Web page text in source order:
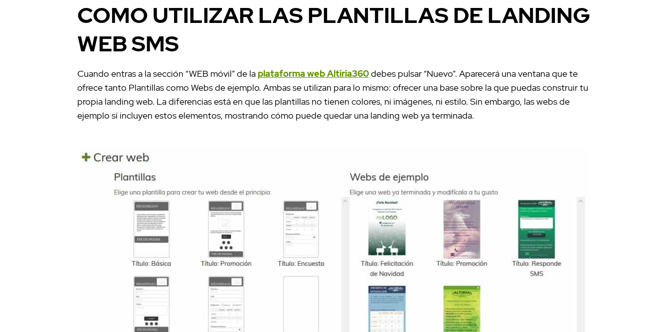
COMO UTILIZAR LAS PLANTILLAS DE LANDING
WEB SMS
Cuando entras a la sección “WEB móvil” de la plataforma web Altiria360debes pulsar “Nuevo”. Aparecerá una ventana que te
ofrece tanto Plantillas como Webs de ejemplo. Ambas se utilizan para lo mismo: ofrecer una base sobre la que puedas construir tu
propia landing web. La diferencias está en que las plantillas no tienen colores, ni imágenes, ni estilo. Sin embargo, las webs de
ejemplo sí incluyen estos elementos, mostrando cómo puede quedar una landing web ya terminada.